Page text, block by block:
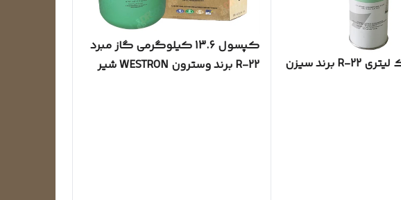
گاز مبرد یک لیتری R-22 برند سیزن
کپسول 13.6 کیلوگرمی گاز مبرد
R-22 برند وسترون WESTRON شیر